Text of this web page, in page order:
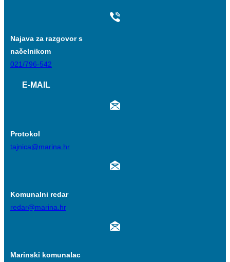
Najava za razgovor s
načelnikom
021/796-542
E-MAIL
Protokol
tajnica@marina.hr
Komunalni redar
redar@marina.hr
Marinski komunalac